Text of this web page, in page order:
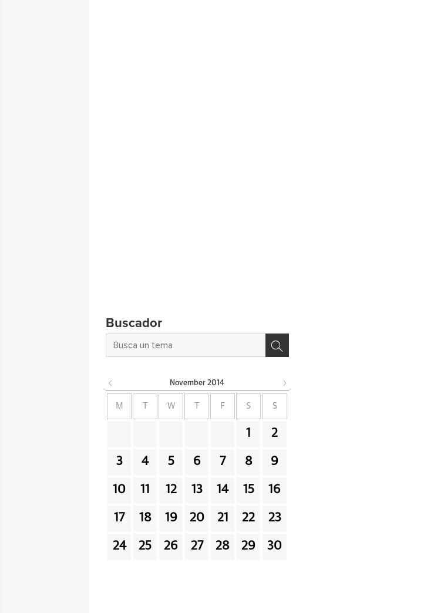
Buscador
November 2014
M W F S S
1 2
3 4 5 6 7 8 9
10 11 12 13 14 15 16
17 18 19 20 21 22 23
24 25 26 27 28 29 30